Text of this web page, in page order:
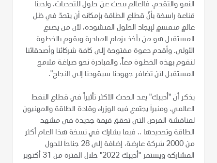
النمو والتقدم، فالعالم يبحث عن حلول للتحديات، ولدينا
قناعة راسخة بأنّ قطاع الطاقة بإمكانه أن يتحدّ في ظل
عالمٍ منقسمٍ لإيجاد الحلول المنشودة، لأن من يصنع
المستقبل هو من يأخذ بزمام المبادرة ويقوم بالخطوة
الأولى. وأقدم دعوة مفتوحة إلى كافة شركائنا وأصدقائنا
لنقوم بهذه الخطوة معاً، والمبادرة نحو صياغة ملامح
المستقبل لأن تضافر جهودنا سيقودنا إلى النجاح".
يذكر أن "أديبك" يعد الحدث الأكثر تأثيراً في قطاع النفط
العالمي، ومنبراً يجتمع فيه الوزراء وقادة الطاقة والمهنيون
لمناقشة الفرص التي تحقق قيمة جديدة في مشهد
الطاقة وتحديدها .. فيما يشارك في نسخة هذا العام أكثر
من 2000 شركة عارضة، إضافة إلى 28 جناحاً للدول
المشاركة ويستمر "أديبك 2022" خلال الفترة من 31 أكتوبر